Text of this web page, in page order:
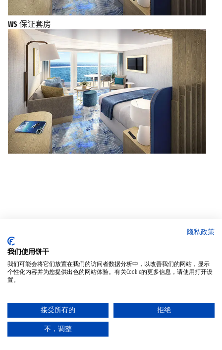
WS 保证套房
评价
隐私政策
我们使用饼干
我们可能会将它们放置在我们的访问者数据分析中，以改善我们的网站，显示
个性化内容并为您提供出色的网站体验。有关Cookie的更多信息，请使用打开设
置。
接受所有的 拒绝
不，调整